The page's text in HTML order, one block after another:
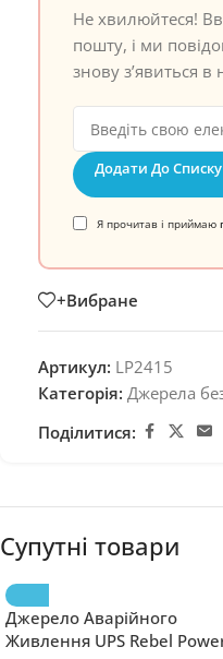
Не хвилюйтеся!
пошту, і ми
знову з’явиться в
Додати До
Я прочитав і приймаю
+Вибране
Артикул: LP2415
Категорія: Джерела
Поділитися:
Супутні товари
Джерело Аварійного
Живлення UPS Rebel